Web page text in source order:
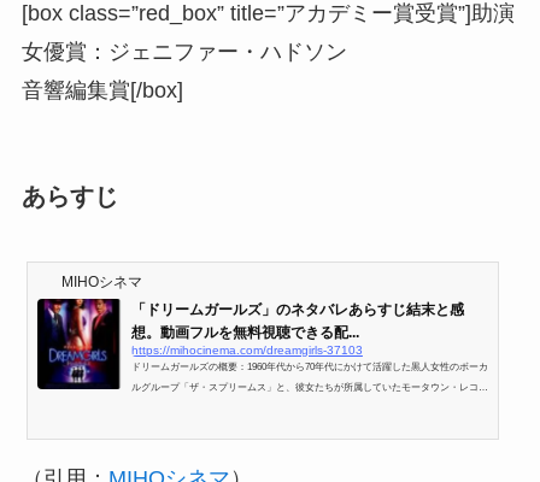
[box class=”red_box” title=”アカデミー賞受賞”]助演
女優賞：ジェニファー・ハドソン
音響編集賞[/box]
あらすじ
MIHOシネマ
「ドリームガールズ」のネタバレあらすじ結末と感
想。動画フルを無料視聴できる配...
https://mihocinema.com/dreamgirls-37103
ドリームガールズの概要：1960年代から70年代にかけて活躍した黒人女性のボーカ
ルグループ「ザ・スプリームス」と、彼女たちが所属していたモータウン・レコー